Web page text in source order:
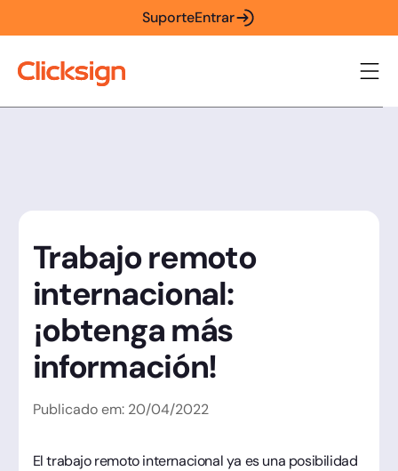
SuporteEntrar
Trabajo remoto
internacional:
¡obtenga más
información!
Publicado em: 20/04/2022
El trabajo remoto internacional ya es una posibilidad